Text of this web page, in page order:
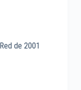
de 2001